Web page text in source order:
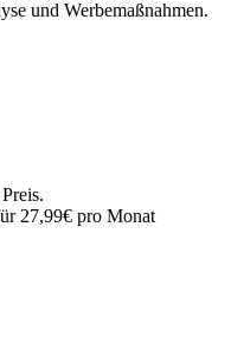
und Werbemaßnahmen.
27,99€ pro Monat